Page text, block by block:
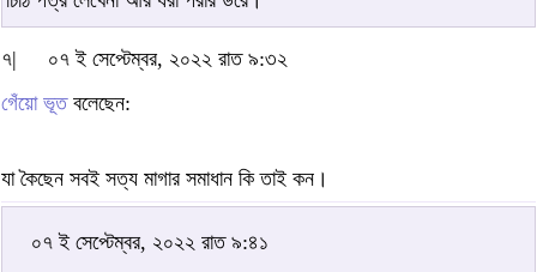
৭|
০৭ ই সেপ্টেম্বর, ২০২২ রাত ৯:৩২
গেঁয়ো ভূতবলেছেন:
যা কৈছেন সবই সত্য মাগার সমাধান কি তাই কন।
০৭ ই সেপ্টেম্বর, ২০২২ রাত ৯:৪১